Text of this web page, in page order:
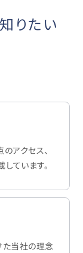
りたい
アクセス、
ています。
た当社の理念